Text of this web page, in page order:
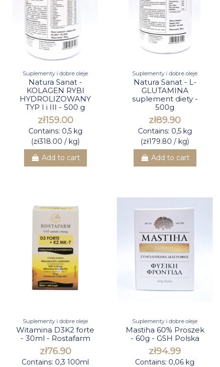
Suplementy i dobre oleje
Natura Sanat -
KOLAGEN RYBI
HYDROLIZOWANY
TYP I i III - 500 g
zł159.00
Contains: 0,5 kg
(zł318.00 / kg)
Add to cart
Suplementy i dobre oleje
Natura Sanat - L-
GLUTAMINA
suplement diety -
500g
zł89.90
Contains: 0,5 kg
(zł179.80 / kg)
Add to cart
Suplementy i dobre oleje
Witamina D3K2 forte
- 30ml - Rostafarm
zł76.90
Contains: 0,3 100ml
Suplementy i dobre oleje
Mastiha 60% Proszek
- 60g - GSH Polska
zł94.99
Contains: 0,06 kg